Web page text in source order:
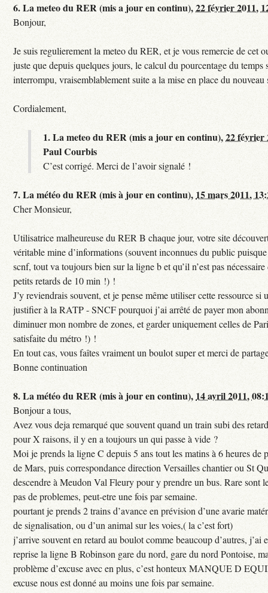
6.La meteo du RER (mis a jour en continu),22 février 2011,
Bonjour,
Je suis regulierement la meteo du RER, et je vous remercie de cet
juste que depuis quelques jours, le calcul du pourcentage du temps
interrompu, vraisemblablement suite a la mise en place du
Cordialement,
1.La meteo du RER (mis a jour en continu),22 février
Paul Courbis
C’est corrigé. Merci de l’avoir signalé !
7.La météo du RER (mis à jour en continu), 15 mars 2011,
Cher Monsieur,
Utilisatrice malheureuse du RER B chaque jour, votre site
véritable mine d’informations (souvent inconnues du public
scnf, tout va toujours bien sur la ligne b et qu’il n’est pas
petits retards de 10 min !) !
J’y reviendrais souvent, et je pense même utiliser cette ressource si
justifier à la RATP - SNCF pourquoi j’ai arrêté de payer mon
diminuer mon nombre de zones, et garder uniquement celles de
satisfaite du métro !) !
En tout cas, vous faîtes vraiment un boulot super et merci de
Bonne continuation
8.La météo du RER (mis à jour en continu), 14 avril 2011,
Bonjour a tous,
Avez vous deja remarqué que souvent quand un train subi des
pour X raisons, il y en a toujours un qui passe à vide ?
Moi je prends la ligne C depuis 5 ans tout les matins à 6 heures de
de Mars, puis correspondance direction Versailles chantier ou St
descendre à Meudon Val Fleury pour y prendre un bus. Rare sont
pas de problemes, peut-etre une fois par semaine.
pourtant je prends 2 trains d’avance en prévision d’une avarie
de signalisation, ou d’un animal sur les voies,( la c’est fort)
j’arrive souvent en retard au boulot comme beaucoup d’autres, j’ai
reprise la ligne B Robinson gare du nord, gare du nord Pontoise,
problème d’excuse avec en plus, c’est honteux MANQUE D
excuse nous est donné au moins une fois par semaine.